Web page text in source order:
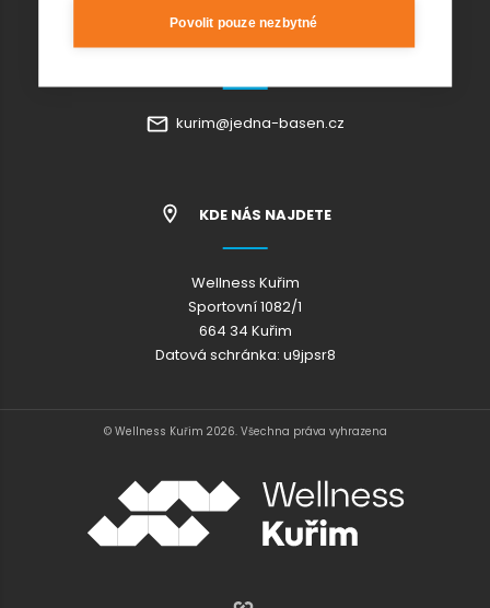
KONTAKT RESTAURACE
kurim@jedna-basen.cz
KDE NÁS NAJDETE
Wellness Kuřim
Sportovní 1082/1
664 34 Kuřim
Datová schránka: u9jpsr8
© Wellness Kuřim 2026. Všechna práva vyhrazena
Povolit pouze nezbytné